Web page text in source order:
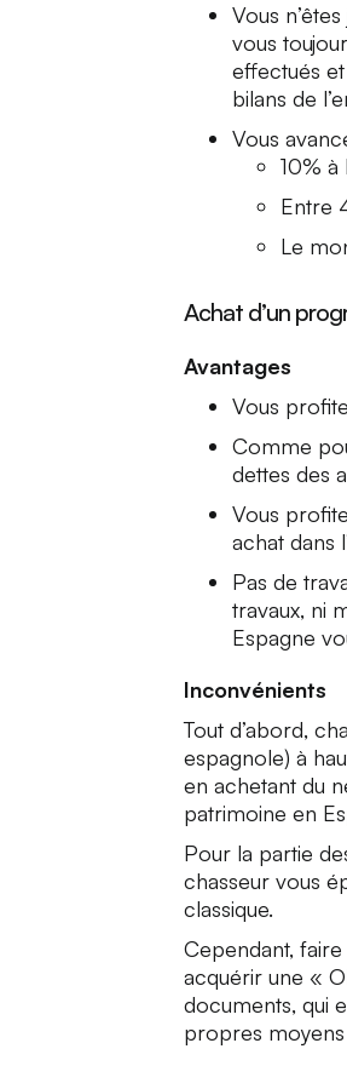
Vous
vous
effectués
bilans de
Vous
10% à
Entre
Le
Achat d’un
Avantages
Vous
Comme
dettes des
Vous
achat dans
Pas de
travaux, ni
Espagne
Inconvénients
Tout d’abord,
espagnole) à
en achetant du
patrimoine en
Pour la partie
chasseur vous
classique.
Cependant,
acquérir une «
documents, qui
propres